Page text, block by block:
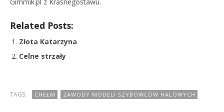
Related Posts:
Złota Katarzyna
Celne strzały
TAGS: CHEŁM ZAWODY MODELI SZYBOWCÓW HALOWYCH